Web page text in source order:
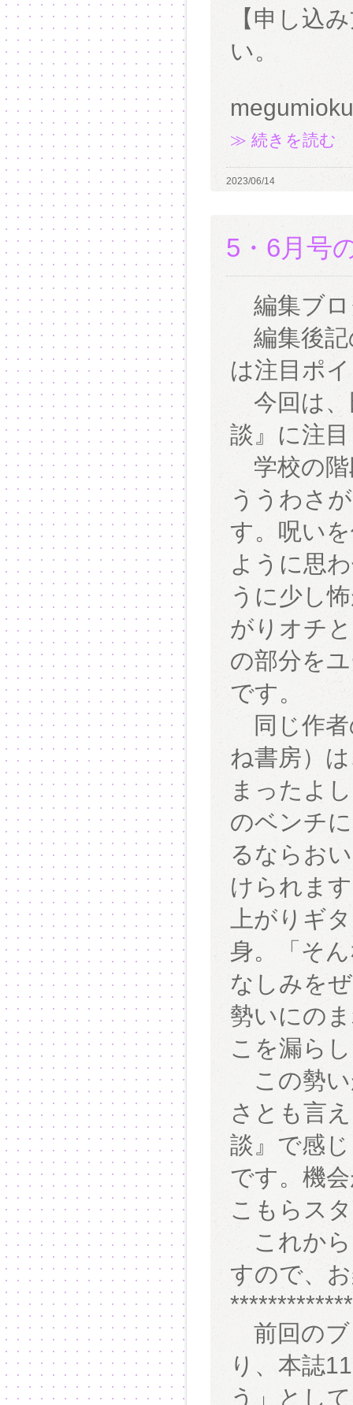
【申し込
い。
≫ 続きを読む
2023/06/14
5・6月号
編集ブロ
編集後記
は注目ポ
今回は、
談』に注
学校の階
ううわさ
す。呪い
ように思
うに少し
がりオチ
の部分を
です。
同じ作者
ね書房）
まったよ
のベンチ
るならお
けられま
上がりギ
身。「そ
なしみを
勢いにの
こを漏ら
この勢い
さとも言
談』で感
です。機
こもらス
これから
すので、
前回のブ
り、本誌
う」とし